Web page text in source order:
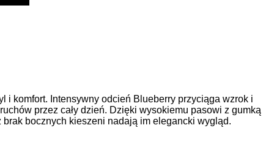
i komfort. Intensywny odcień Blueberry przyciąga wzrok i
przez cały dzień. Dzięki wysokiemu pasowi z gumką
bocznych kieszeni nadają im elegancki wygląd.